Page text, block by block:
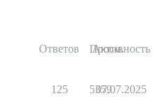
Ответов Просм.
Активность
125 5359
07.07.2025